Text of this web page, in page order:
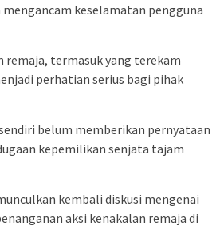
keselamatan pengguna
remaja, termasuk yang terekam
perhatian serius bagi pihak
belum memberikan pernyataan
kepemilikan senjata tajam
kembali diskusi mengenai
aksi kenakalan remaja di